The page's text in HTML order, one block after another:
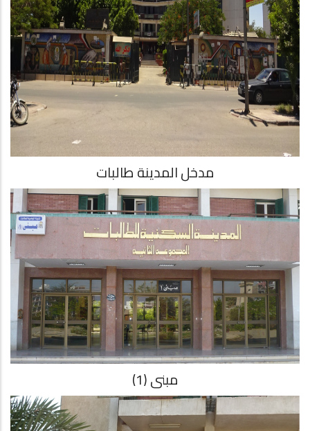
مدخل المدينة طالبات
مبنى (1)